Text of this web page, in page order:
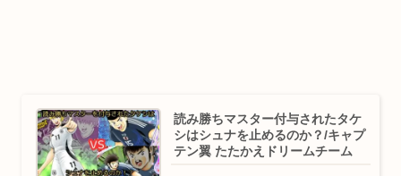
読み勝ちマスター付与されたタケ
シはシュナを止めるのか？/キャプ
テン翼 たたかえドリームチーム